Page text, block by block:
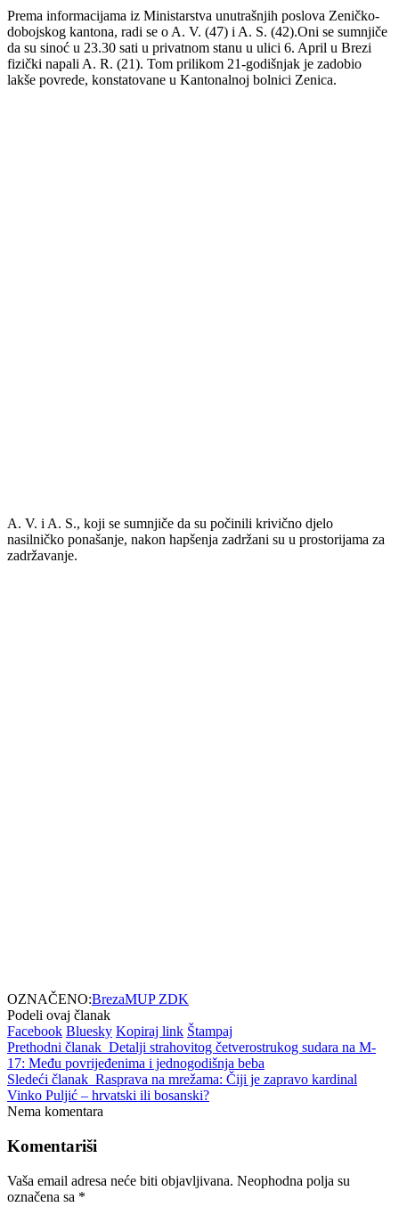
Prema informacijama iz Ministarstva unutrašnjih poslova Zeničko-
dobojskog kantona, radi se o A. V. (47) i A. S. (42).Oni se sumnjiče
da su sinoć u 23.30 sati u privatnom stanu u ulici 6. April u Brezi
fizički napali A. R. (21). Tom prilikom 21-godišnjak je zadobio
lakše povrede, konstatovane u Kantonalnoj bolnici Zenica.
A. V. i A. S., koji se sumnjiče da su počinili krivično djelo
nasilničko ponašanje, nakon hapšenja zadržani su u prostorijama za
zadržavanje.
OZNAČENO:BrezaMUP ZDK
Podeli ovaj članak
Facebook Bluesky Kopiraj link Štampaj
Prethodni članak Detalji strahovitog četverostrukog sudara na M-
17: Među povrijeđenima i jednogodišnja beba
Sledeći članak Rasprava na mrežama: Čiji je zapravo kardinal
Vinko Puljić – hrvatski ili bosanski?
Nema komentara
Komentariši
Vaša email adresa neće biti objavljivana. Neophodna polja su
označena sa *